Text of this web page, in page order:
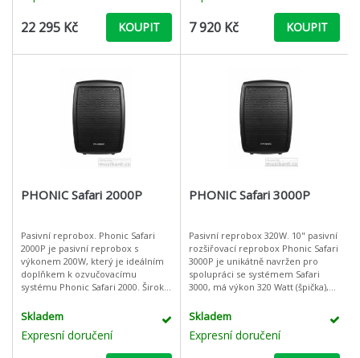
22 295 Kč KOUPIT 7 920 Kč KOUPIT
PHONIC Safari 2000P
Pasivní reprobox. Phonic Safari
2000P je pasivní reprobox s
výkonem 200W, který je ideálním
doplňkem k ozvučovacímu
systému Phonic Safari 2000. Široká
ekvalizace i perfektně sladěné
Skladem
Expresní doručení
PHONIC Safari 3000P
Pasivní reprobox 320W. 10" pasivní
rozšiřovací reprobox Phonic Safari
3000P je unikátně navržen pro
spolupráci se systémem Safari
3000, má výkon 320 Watt (špička),
vstupy a výstupy: paralelní
Skladem
Expresní doručení